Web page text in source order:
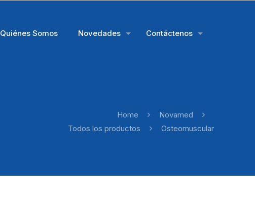
Quiénes Somos Novedades Contáctenos
Home
Novamed
Todos los productos
Osteomuscular